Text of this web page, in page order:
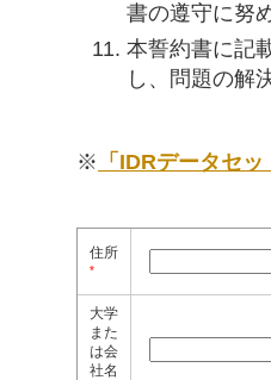
書の遵守に努
本誓約書に記
し、問題の解
※ 「IDRデータセ
住所
*
大学
また
は会
社名